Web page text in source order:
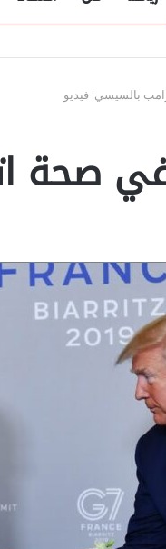
“رؤية” تُجيب
بالسيسي| فيديو
صحة